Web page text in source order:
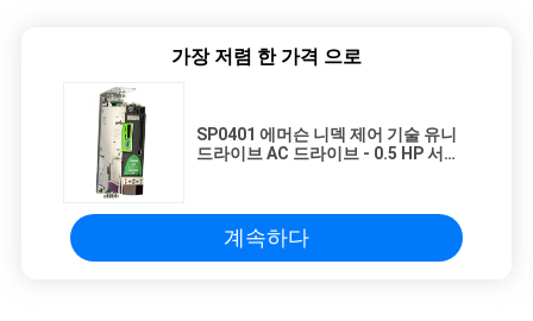
가장 저렴 한 가격 으로
SP0401 에머슨 니덱 제어 기술 유니
드라이브 AC 드라이브 - 0.5 HP 서버
계속하다